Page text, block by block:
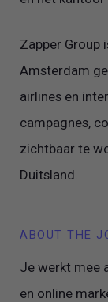
Zapper Group
Amsterdam
airlines en
campagnes,
zichtbaar te
Duitsland.
ABOUT THE
Je werkt mee
en online